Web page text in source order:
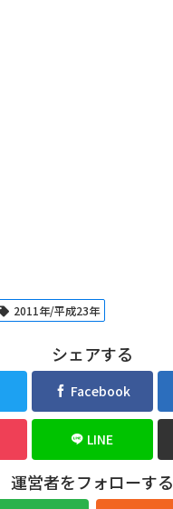
2011年/平成23年
シェアする
Facebook
LINE
運営者をフォローする